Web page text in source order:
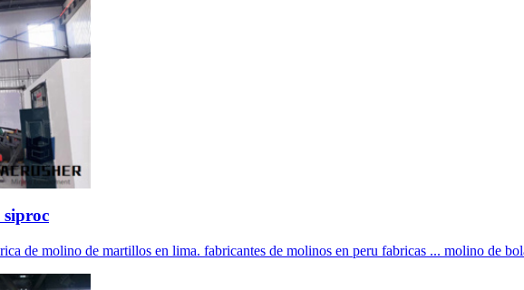
siproc
de molino de martillos en lima. fabricantes de molinos en peru fabricas ... molino de